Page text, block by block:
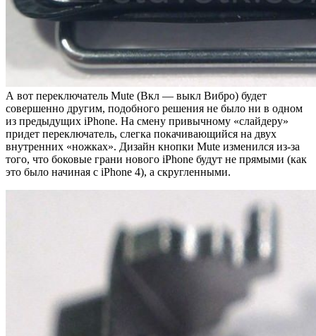
А вот переключатель Mute (Вкл — выкл Вибро) будет
совершенно другим, подобного решения не было ни в одном
из предыдущих iPhone. На смену привычному «слайдеру»
придет переключатель, слегка покачивающийся на двух
внутренних «ножках». Дизайн кнопки Mute изменился из-за
того, что боковые грани нового iPhone будут не прямыми (как
это было начиная с iPhone 4), а скругленными.